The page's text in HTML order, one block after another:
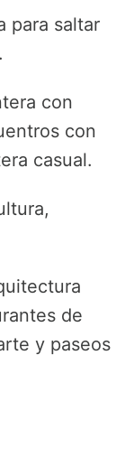
para saltar
con
con
casual.
de
y paseos